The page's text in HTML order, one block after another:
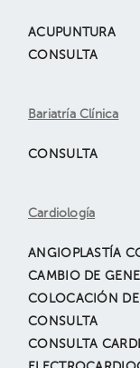
ACUPUNTURA
CONSULTA
Bariatría Clínica
CONSULTA
Cardiología
ANGIOPLASTÍA
CAMBIO DE
COLOCACIÓN DE
CONSULTA
CONSULTA